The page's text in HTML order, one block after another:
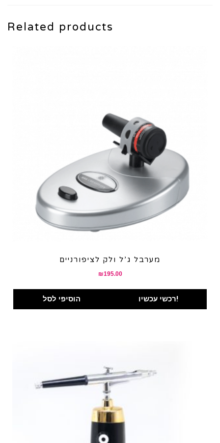
Related products
מערבל ג’ל ולק לציפורניים
₪195.00
הוסיפי לסל רכשי עכשיו!